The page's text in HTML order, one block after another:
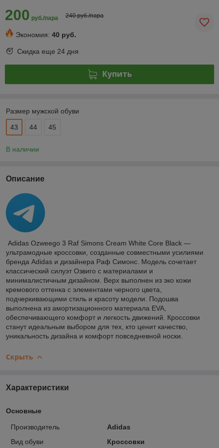
200 руб./пара 240 руб./пара
Экономия: 40 руб.
Скидка еще 24 дня
Купить
Размер мужской обуви
43 44 45
В наличии
Описание
Adidas Ozweego 3 Raf Simons Cream White Core Black —
ультрамодные кроссовки, созданные совместными усилиями
бренда Adidas и дизайнера Раф Симонс. Модель сочетает
классический силуэт Озвиго с материалами и
минималистичным дизайном. Верх выполнен из эко кожи
кремового оттенка с элементами черного цвета,
подчеркивающими стиль и красоту модели. Подошва
выполнена из амортизационного материала EVA,
обеспечивающего комфорт и легкость движений. Кроссовки
станут идеальным выбором для тех, кто ценит качество,
уникальность дизайна и комфорт повседневной носки.
Скрыть
Характеристики
Основные
Производитель
Adidas
Вид обуви
Кроссовки